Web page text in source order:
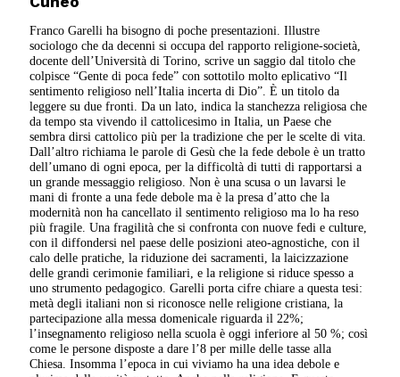
Franco Garelli ha bisogno di poche presentazioni. Illustre
sociologo che da decenni si occupa del rapporto religione-società,
docente dell’Università di Torino, scrive un saggio dal titolo che
colpisce “Gente di poca fede” con sottotilo molto eplicativo “Il
sentimento religioso nell’Italia incerta di Dio”. È un titolo da
leggere su due fronti. Da un lato, indica la stanchezza religiosa che
da tempo sta vivendo il cattolicesimo in Italia, un Paese che
sembra dirsi cattolico più per la tradizione che per le scelte di vita.
Dall’altro richiama le parole di Gesù che la fede debole è un tratto
dell’umano di ogni epoca, per la difficoltà di tutti di rapportarsi a
un grande messaggio religioso. Non è una scusa o un lavarsi le
mani di fronte a una fede debole ma è la presa d’atto che la
modernità non ha cancellato il sentimento religioso ma lo ha reso
più fragile. Una fragilità che si confronta con nuove fedi e culture,
con il diffondersi nel paese delle posizioni ateo-agnostiche, con il
calo delle pratiche, la riduzione dei sacramenti, la laicizzazione
delle grandi cerimonie familiari, e la religione si riduce spesso a
uno strumento pedagogico. Garelli porta cifre chiare a questa tesi:
metà degli italiani non si riconosce nelle religione cristiana, la
partecipazione alla messa domenicale riguarda il 22%;
l’insegnamento religioso nella scuola è oggi inferiore al 50 %; così
come le persone disposte a dare l’8 per mille delle tasse alla
Chiesa. Insomma l’epoca in cui viviamo ha una idea debole e